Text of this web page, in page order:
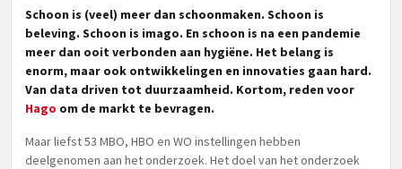
Schoon is (veel) meer dan schoonmaken. Schoon is
beleving. Schoon is imago. En schoon is na een pandemie
meer dan ooit verbonden aan hygiëne. Het belang is
enorm, maar ook ontwikkelingen en innovaties gaan hard.
Van data driven tot duurzaamheid. Kortom, reden voor
Hago om de markt te bevragen.
Maar liefst 53 MBO, HBO en WO instellingen hebben
deelgenomen aan het onderzoek. Het doel van het onderzoek